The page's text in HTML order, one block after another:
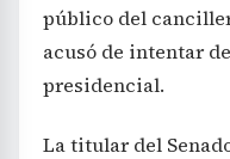
público del
acusó de intentar
presidencial.
La titular del